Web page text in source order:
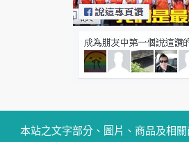
本站之文字部分、圖片、商品及相